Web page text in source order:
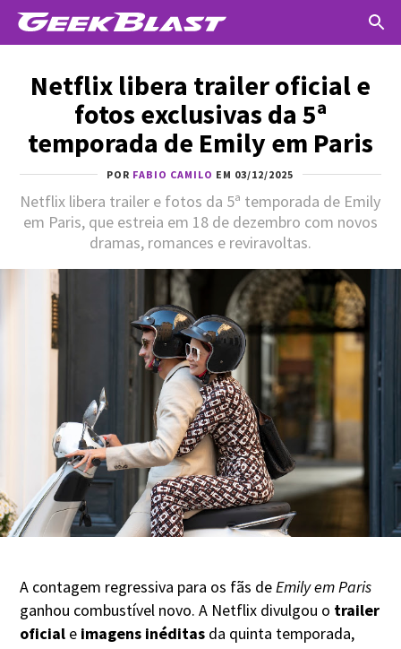
Netflix libera trailer oficial e
fotos exclusivas da 5ª
temporada de Emily em Paris
POR FABIO CAMILO EM 03/12/2025
Netflix libera trailer e fotos da 5ª temporada de Emily
em Paris, que estreia em 18 de dezembro com novos
dramas, romances e reviravoltas.
A contagem regressiva para os fãs deEmily em Paris
ganhou combustível novo. A Netflix divulgou o trailer
oficial e imagens inéditas da quinta temporada,